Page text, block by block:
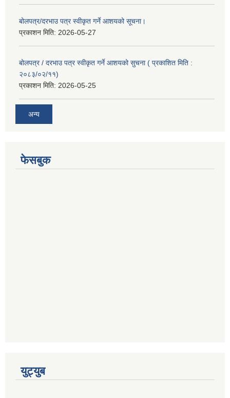
बोलपत्र/दरभाउ पत्र स्वीकृत गर्ने आशयको सूचना।
प्रकाशन मिति: 2026-05-27
बोलपत्र / दरभाउ पत्र स्वीकृत गर्ने आशयको सुचना ( प्रकाशित मिति :
२०८३/०२/११)
प्रकाशन मिति: 2026-05-25
अन्य
फेसबुक
युट्युब